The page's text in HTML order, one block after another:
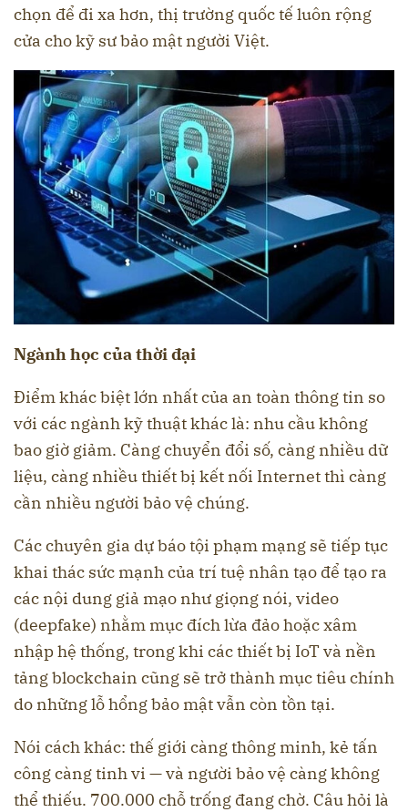
chọn để đi xa hơn, thị trường quốc tế luôn rộng
cửa cho kỹ sư bảo mật người Việt.
Ngành học của thời đại
Điểm khác biệt lớn nhất của an toàn thông tin so
với các ngành kỹ thuật khác là: nhu cầu không
bao giờ giảm. Càng chuyển đổi số, càng nhiều dữ
liệu, càng nhiều thiết bị kết nối Internet thì càng
cần nhiều người bảo vệ chúng.
Các chuyên gia dự báo tội phạm mạng sẽ tiếp tục
khai thác sức mạnh của trí tuệ nhân tạo để tạo ra
các nội dung giả mạo như giọng nói, video
(deepfake) nhằm mục đích lừa đảo hoặc xâm
nhập hệ thống, trong khi các thiết bị IoT và nền
tảng blockchain cũng sẽ trở thành mục tiêu chính
do những lỗ hổng bảo mật vẫn còn tồn tại.
Nói cách khác: thế giới càng thông minh, kẻ tấn
công càng tinh vi — và người bảo vệ càng không
thể thiếu. 700.000 chỗ trống đang chờ. Câu hỏi là